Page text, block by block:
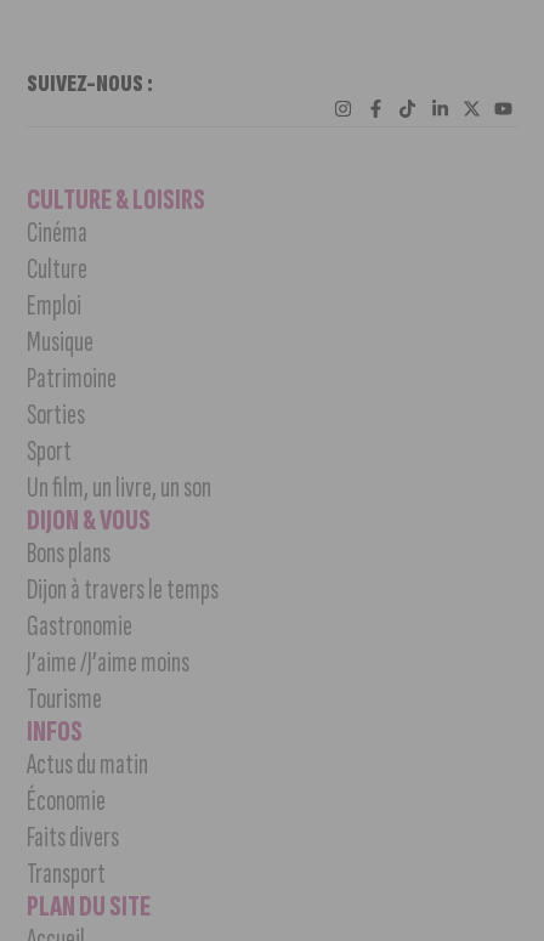
SUIVEZ-NOUS :
CULTURE & LOISIRS
Cinéma
Culture
Emploi
Musique
Patrimoine
Sorties
Sport
Un film, un livre, un son
DIJON & VOUS
Bons plans
Dijon à travers le temps
Gastronomie
J’aime /J’aime moins
Tourisme
INFOS
Actus du matin
Économie
Faits divers
Transport
PLAN DU SITE